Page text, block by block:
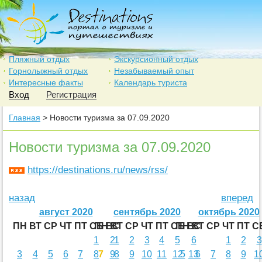
Пляжный отдых
Экскурсионный отдых
Горнолыжный отдых
Незабываемый опыт
Интересные факты
Календарь туриста
Вход Регистрация
Главная > Новости туризма за 07.09.2020
Новости туризма за 07.09.2020
https://destinations.ru/news/rss/
назад вперед
август 2020
ПН ВТ СР ЧТ ПТ СБ ВС
1
2
3
4 5 6 7 8
9
сентябрь 2020
ПН ВТ СР ЧТ ПТ СБ ВС
1
2 3 4 5
6
7
8 9 10 11 12
13
октябрь 2020
ПН ВТ СР ЧТ ПТ
1
2
3
5
6 7 8 9